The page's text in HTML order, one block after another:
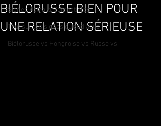
Signes Astraux Compatibles
Tout sur les signes du zodiaque
Biélorusse vs Hongroise vs Russe vs
BIÉLORUSSE BIEN POUR
UNE RELATION SÉRIEUSE